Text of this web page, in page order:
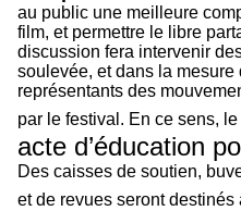
au public une meilleure
film, et permettre le libre
discussion fera intervenir
soulevée, et dans la
représentants des
par le festival. En ce sens,
acte d’éducation
Des caisses de soutien,
et de revues seront destinés